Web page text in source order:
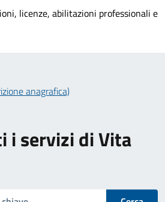
licenze, abilitazioni professionali e
i servizi di Vita
anagrafica)